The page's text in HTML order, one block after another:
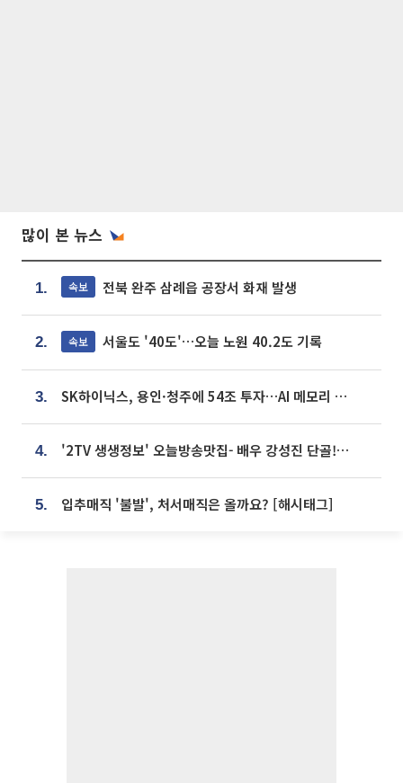
많이 본 뉴스
1. 속보 전북 완주 삼례읍 공장서 화재 발생
2. 속보 서울도 '40도'…오늘 노원 40.2도 기록
3. SK하이닉스, 용인·청주에 54조 투자…AI 메모리 생산기지 키운다
4. '2TV 생생정보' 오늘방송맛집- 배우 강성진 단골! 쌀국수ㆍ푸팟퐁 커리 맛집 '블○○○'
5. 입추매직 '불발', 처서매직은 올까요? [해시태그]